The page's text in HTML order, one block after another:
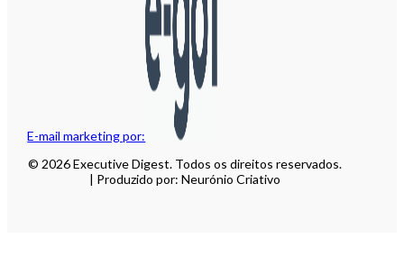
E-mail marketing por:
© 2026 Executive Digest. Todos os direitos reservados.
| Produzido por: Neurónio Criativo